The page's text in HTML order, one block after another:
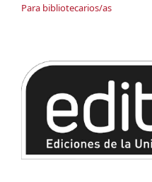
Para bibliotecarios/as